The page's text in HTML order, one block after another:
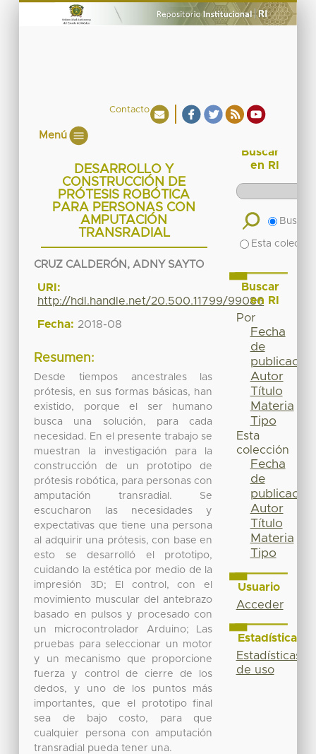
Contacto
Menú
DESARROLLO Y
CONSTRUCCIÓN DE
PRÓTESIS ROBÓTICA
PARA PERSONAS CON
AMPUTACIÓN
TRANSRADIAL
CRUZ CALDERÓN, ADNY SAYTO
URI:
http://hdl.handle.net/20.500.11799/99086
Fecha: 2018-08
Resumen:
Desde tiempos ancestrales las
prótesis, en sus formas básicas, han
existido, porque el ser humano
busca una solución, para cada
necesidad. En el presente trabajo se
muestran la investigación para la
construcción de un prototipo de
prótesis robótica, para personas con
amputación transradial. Se
escucharon las necesidades y
expectativas que tiene una persona
al adquirir una prótesis, con base en
esto se desarrolló el prototipo,
cuidando la estética por medio de la
impresión 3D; El control, con el
movimiento muscular del antebrazo
basado en pulsos y procesado con
un microcontrolador Arduino; Las
pruebas para seleccionar un motor
y un mecanismo que proporcione
fuerza y control de cierre de los
dedos, y uno de los puntos más
importantes, que el prototipo final
sea de bajo costo, para que
cualquier persona con amputación
transradial pueda tener una.
Buscar
en RI
Buscar
Esta
Buscar
en RI
Por
Fecha
de
publicación
Autor
Título
Materia
Tipo
Esta
colección
Fecha
de
publicación
Autor
Título
Materia
Tipo
Usuario
Acceder
Estadísticas
Estadísticas
de uso